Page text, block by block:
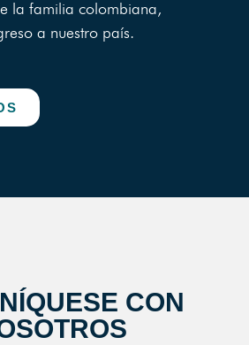
la familia colombiana,
a nuestro país.
CON